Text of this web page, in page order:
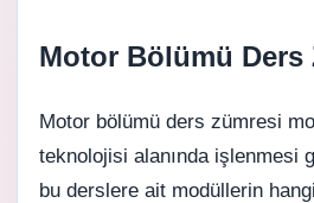
Motor Bölümü Ders
Motor bölümü ders zümresi
teknolojisi alanında işlenmesi
bu derslere ait modüllerin